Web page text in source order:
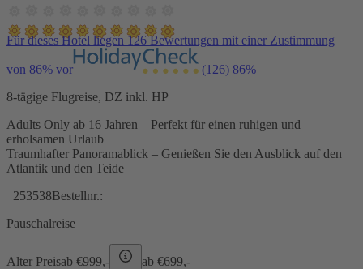
Für dieses Hotel liegen 126 Bewertungen mit einer Zustimmung
von 86% vor (126) 86%
8-tägige Flugreise, DZ inkl. HP
Adults Only ab 16 Jahren – Perfekt für einen ruhigen und
erholsamen Urlaub
Traumhafter Panoramablick – Genießen Sie den Ausblick auf den
Atlantik und den Teide
253538Bestellnr.:
Pauschalreise
Alter Preisab €999,- ab €699,-